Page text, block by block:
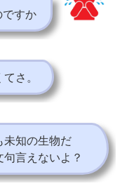
すか
さ。
未知の生物だ
言えないよ？